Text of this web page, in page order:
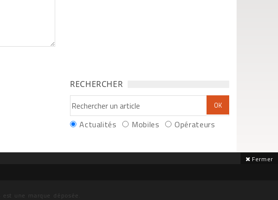
RECHERCHER
Actualités Mobiles Opérateurs
une marque déposée.
Fermer